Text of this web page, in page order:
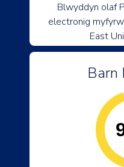
Blwyddyn olaf
electronig
East
Barn